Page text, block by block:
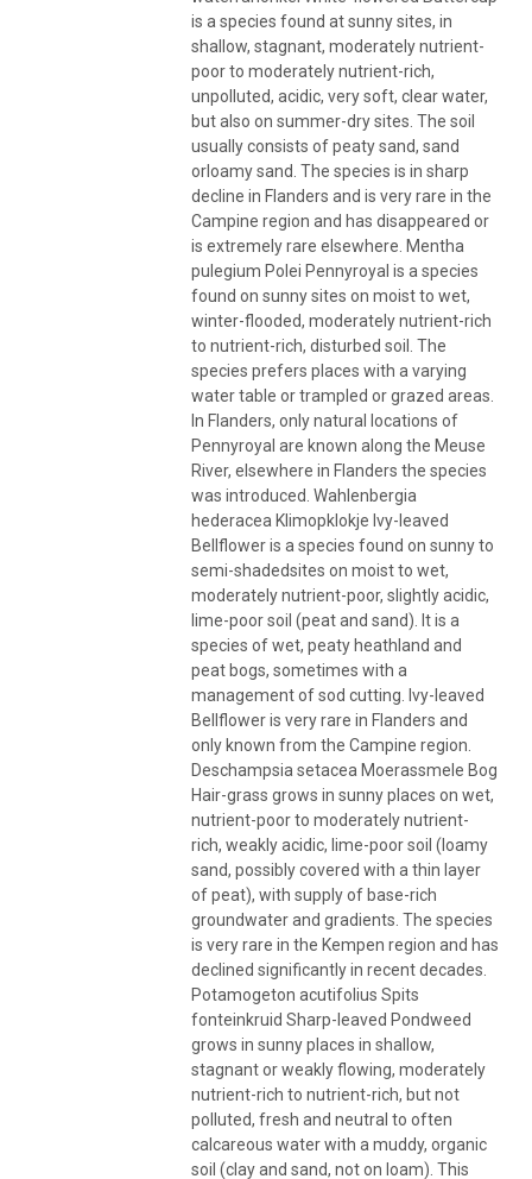
is a species found at sunny sites, in
shallow, stagnant, moderately nutrient-
poor to moderately nutrient-rich,
unpolluted, acidic, very soft, clear water,
but also on summer-dry sites. The soil
usually consists of peaty sand, sand
orloamy sand. The species is in sharp
decline in Flanders and is very rare in the
Campine region and has disappeared or
is extremely rare elsewhere. Mentha
pulegium Polei Pennyroyal is a species
found on sunny sites on moist to wet,
winter-flooded, moderately nutrient-rich
to nutrient-rich, disturbed soil. The
species prefers places with a varying
water table or trampled or grazed areas.
In Flanders, only natural locations of
Pennyroyal are known along the Meuse
River, elsewhere in Flanders the species
was introduced. Wahlenbergia
hederacea Klimopklokje Ivy-leaved
Bellflower is a species found on sunny to
semi-shadedsites on moist to wet,
moderately nutrient-poor, slightly acidic,
lime-poor soil (peat and sand). It is a
species of wet, peaty heathland and
peat bogs, sometimes with a
management of sod cutting. Ivy-leaved
Bellflower is very rare in Flanders and
only known from the Campine region.
Deschampsia setacea Moerassmele Bog
Hair-grass grows in sunny places on wet,
nutrient-poor to moderately nutrient-
rich, weakly acidic, lime-poor soil (loamy
sand, possibly covered with a thin layer
of peat), with supply of base-rich
groundwater and gradients. The species
is very rare in the Kempen region and has
declined significantly in recent decades.
Potamogeton acutifolius Spits
fonteinkruid Sharp-leaved Pondweed
grows in sunny places in shallow,
stagnant or weakly flowing, moderately
nutrient-rich to nutrient-rich, but not
polluted, fresh and neutral to often
calcareous water with a muddy, organic
soil (clay and sand, not on loam). This